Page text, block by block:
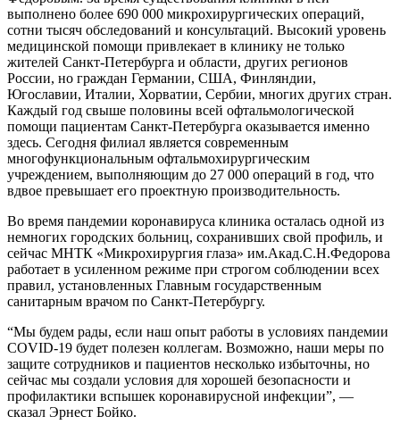
выполнено более 690 000 микрохирургических операций,
сотни тысяч обследований и консультаций. Высокий уровень
медицинской помощи привлекает в клинику не только
жителей Санкт-Петербурга и области, других регионов
России, но граждан Германии, США, Финляндии,
Югославии, Италии, Хорватии, Сербии, многих других стран.
Каждый год свыше половины всей офтальмологической
помощи пациентам Санкт-Петербурга оказывается именно
здесь. Сегодня филиал является современным
многофункциональным офтальмохирургическим
учреждением, выполняющим до 27 000 операций в год, что
вдвое превышает его проектную производительность.
Во время пандемии коронавируса клиника осталась одной из
немногих городских больниц, сохранивших свой профиль, и
сейчас МНТК «Микрохирургия глаза» им.Акад.С.Н.Федорова
работает в усиленном режиме при строгом соблюдении всех
правил, установленных Главным государственным
санитарным врачом по Санкт-Петербургу.
“Мы будем рады, если наш опыт работы в условиях пандемии
COVID-19 будет полезен коллегам. Возможно, наши меры по
защите сотрудников и пациентов несколько избыточны, но
сейчас мы создали условия для хорошей безопасности и
профилактики вспышек коронавирусной инфекции”, —
сказал Эрнест Бойко.